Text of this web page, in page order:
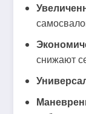
снижают